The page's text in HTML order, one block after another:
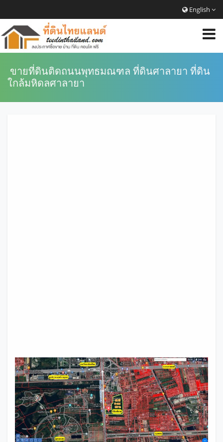
English
ขายที่ดินติดถนน​พุทธมณฑล ที่ดินศาลายา ที่ดิน
ใกล้มหิดลศาลายา